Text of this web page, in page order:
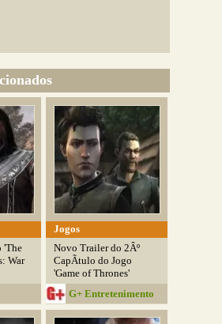
'The
War
Jogos
Novo Trailer do 2Âº
CapÃ­tulo do Jogo
'Game of Thrones'
G+ Entretenimento